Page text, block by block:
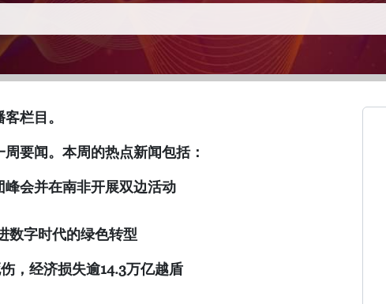
栏目。
要闻。本周的热点新闻包括：
会并在南非开展双边活动
数字时代的绿色转型
，经济损失逾14.3万亿越盾